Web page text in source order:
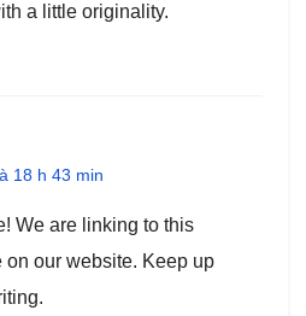
a little originality.
18 h 43 min
We are linking to this
on our website. Keep up